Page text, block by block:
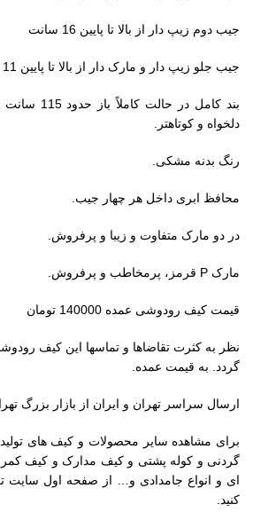
جیب دوم زیپ دار از بالا تا پایین 16 سانت
جیب جلو زیپ دار و مارک دار از بالا تا پایین 11 سانت
بند کامل در
دلخواه و کوتاهتر.
رنگ بدنه مشکی.
محافظ ابری داخل هر چهار جیب.
در دو مارک متفاوت و زیبا و پرفروش.
مارک P قرمز، پرمخاطب و پرفروش.
قیمت کیف رودوشی عمده 140000 تومان
نظر به کثرت تقاضاها و تماسها این کیف
گردد. به قیمت عمده.
ارسال سراسر تهران و ایران از بازار بزرگ
برای مشاهده سایر محصولات و کیف های
گردنی و کوله پشتی و کیف مدارک و کیف
ای و انواع جامدادی و… از صفحه اول سایت
کنید.